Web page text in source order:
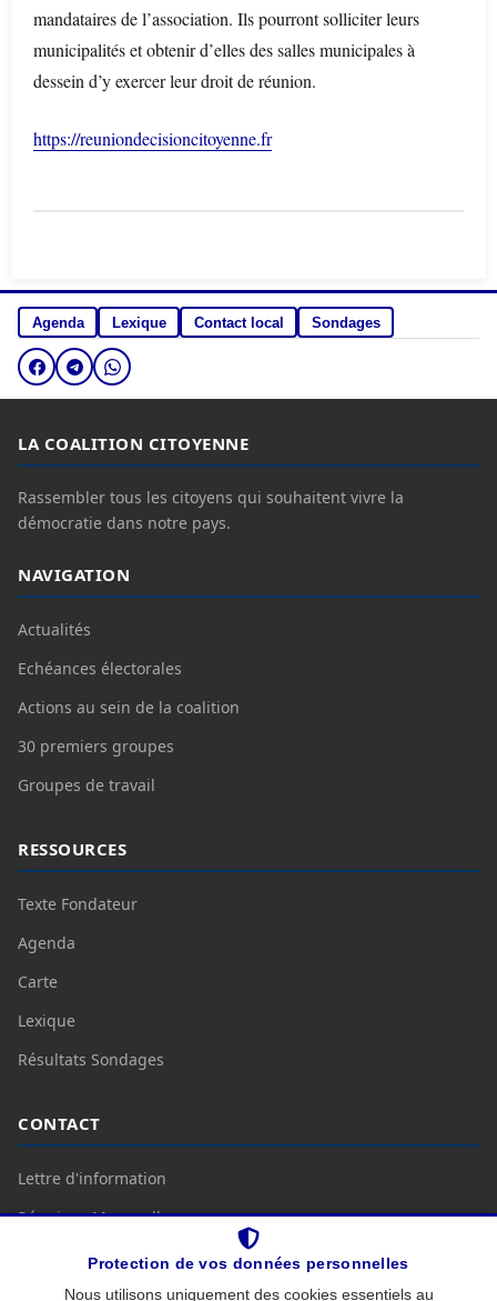
mandataires de l’association. Ils pourront solliciter leurs
municipalités et obtenir d’elles des salles municipales à
dessein d’y exercer leur droit de réunion.
https://reuniondecisioncitoyenne.fr
Protection de vos données personnelles
Nous utilisons uniquement des cookies essentiels au
Agenda Lexique Contact local Sondages
LA COALITION CITOYENNE
Rassembler tous les citoyens qui souhaitent vivre la
démocratie dans notre pays.
NAVIGATION
Actualités
Echéances électorales
Actions au sein de la coalition
30 premiers groupes
Groupes de travail
RESSOURCES
Texte Fondateur
Agenda
Carte
Lexique
Résultats Sondages
CONTACT
Lettre d'information
Réunions Mensuelles
Nous Contacter